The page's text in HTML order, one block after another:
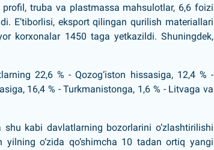
truba va plastmassa mahsulotlar, 6,6 foizi
E’tiborlisi, eksport qilingan qurilish materiallari
korxonalar 1450 taga yetkazildi. Shuningdek,
22,6 % - Qozog‘iston hissasiga, 12,4 % -
16,4 % - Turkmanistonga, 1,6 % - Litvaga va
kabi davlatlarning bozorlarini o‘zlashtirilishi
o‘zida qo‘shimcha 10 tadan ortiq yangi